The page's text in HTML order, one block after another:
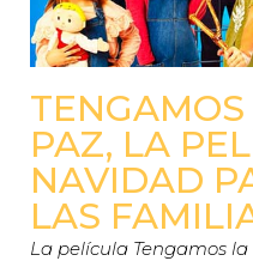
PAZ, LA
NAVIDAD
LAS
La película Tengamos